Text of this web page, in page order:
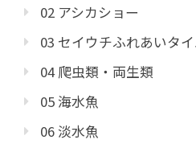
02 アシカショー
03 セイウチふれあいタ
04 爬虫類・両生類
05 海水魚
06 淡水魚